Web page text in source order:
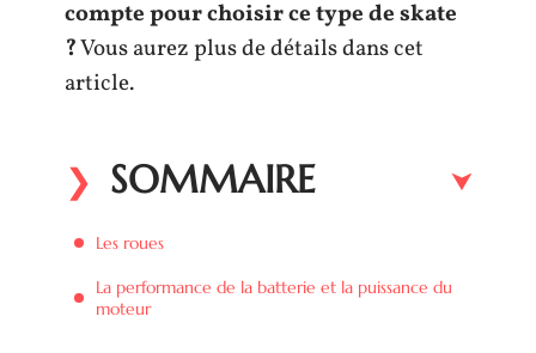
compte pour choisir ce type de skate
?Vous aurez plus de détails dans cet
article.
SOMMAIRE
Les roues
La performance de la batterie et la puissance du
moteur